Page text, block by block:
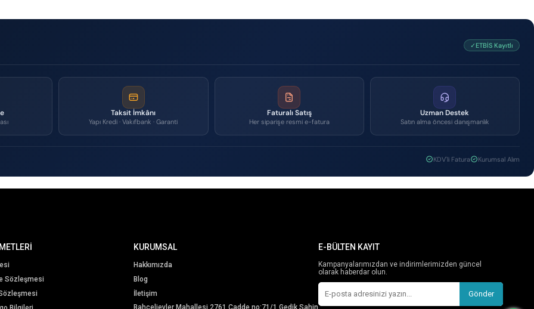
✓ETBİS Kayıtlı
Taksit İmkânı
Yapı Kredi · Vakıfbank · Garanti
Faturalı Satış
Her siparişe resmi e-fatura
Uzman Destek
Satın alma öncesi danışmanlık
KDV'li Fatura Kurumsal Alım
Sözleşmesi
KURUMSAL
Hakkımızda
Blog
İletişim
Bahçelievler Mahallesi 2761 Cadde no:71/1 Gedik Sahin
E-BÜLTEN KAYIT
Kampanyalarımızdan ve indirimlerimizden güncel
olarak haberdar olun.
Gönder